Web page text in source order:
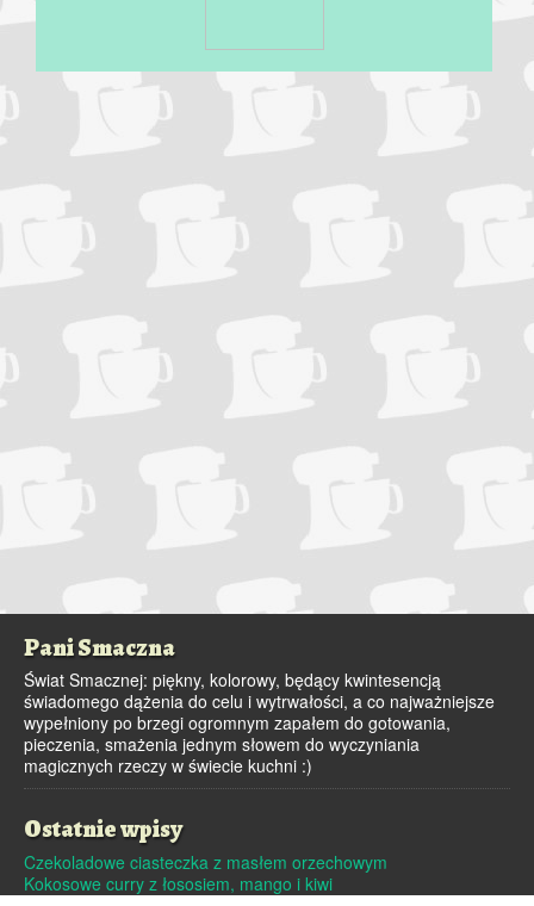
Pani Smaczna
Świat Smacznej: piękny, kolorowy, będący kwintesencją
świadomego dążenia do celu i wytrwałości, a co najważniejsze
wypełniony po brzegi ogromnym zapałem do gotowania,
pieczenia, smażenia jednym słowem do wyczyniania
magicznych rzeczy w świecie kuchni :)
Ostatnie wpisy
Czekoladowe ciasteczka z masłem orzechowym
Kokosowe curry z łososiem, mango i kiwi